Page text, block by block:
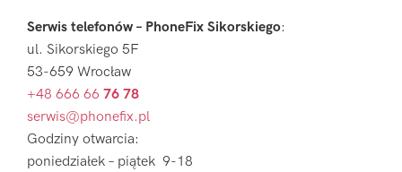
Serwis telefonów – PhoneFix Sikorskiego:
ul. Sikorskiego 5F
53-659 Wrocław
+48 666 66 76 78
serwis@phonefix.pl
Godziny otwarcia:
poniedziałek – piątek 9-18